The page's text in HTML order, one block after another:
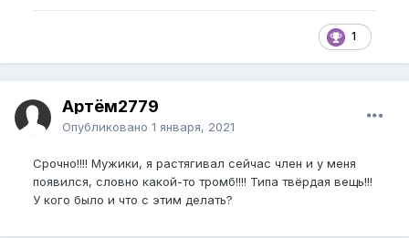
1
Артём2779
Опубликовано 1 января, 2021
Срочно!!!! Мужики, я растягивал сейчас член и у меня
появился, словно какой-то тромб!!!! Типа твёрдая вещь!!!
У кого было и что с этим делать?